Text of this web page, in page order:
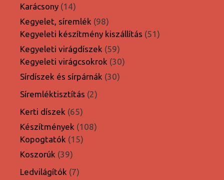
Karácsony 1414
termék
Kegyelet, síremlék 9898
termék
Kegyeleti készítmény kiszállítás 5151
Kegyeleti virágdíszek 5959
termék
Kegyeleti virágcsokrok 3030
Sírdíszek és sírpárnák 3030
Síremléktisztítás 22
Kerti díszek 6565
termék
Készítmények 108108
Kopogtatók 1515
Koszorúk 3939
termék
Ledvilágítók 77